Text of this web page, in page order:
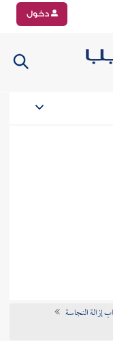
دخول
إزالة النجاسة